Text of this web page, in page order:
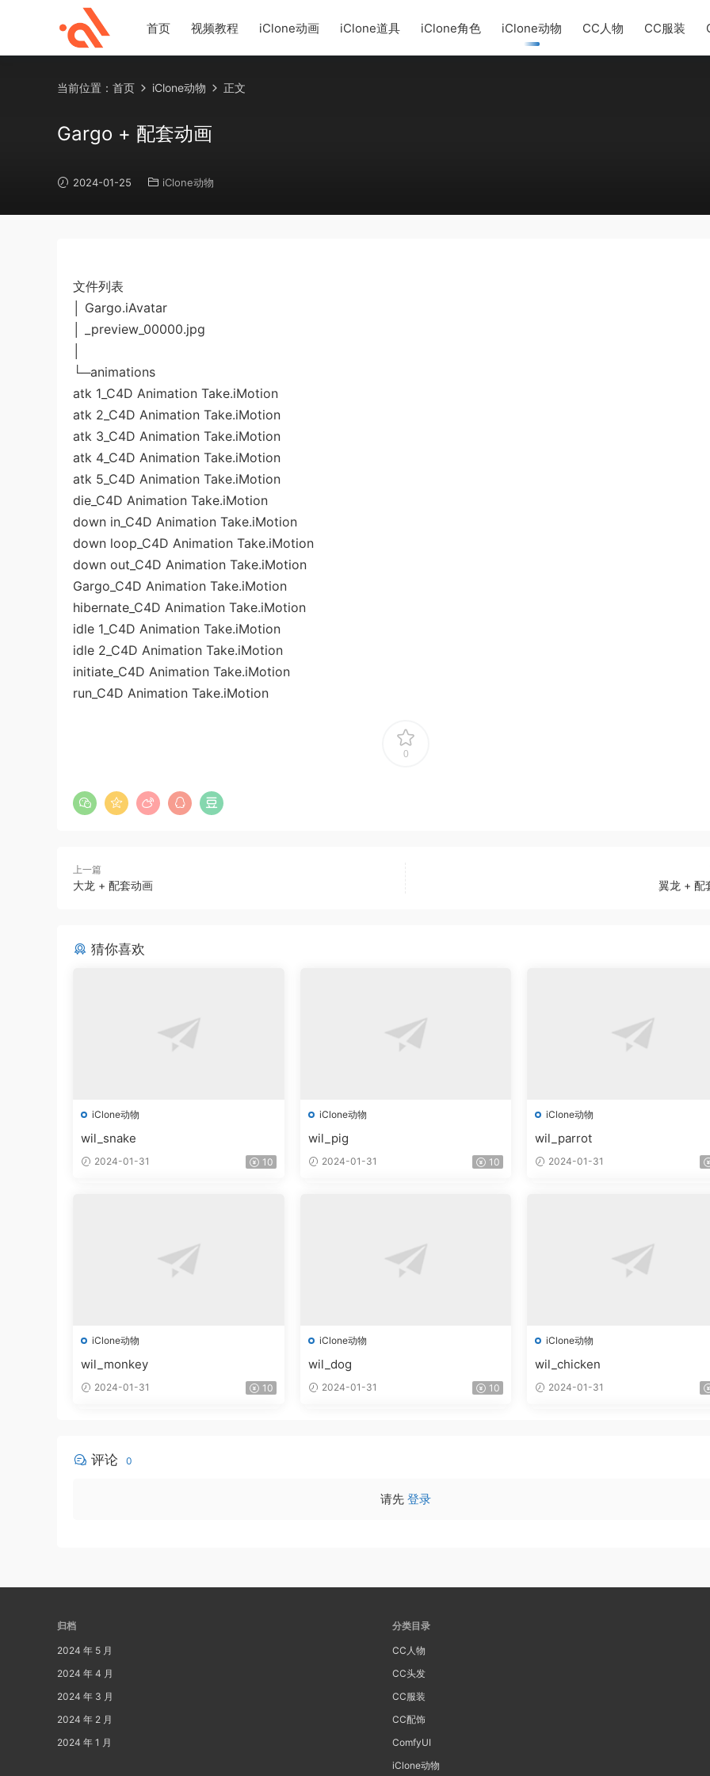
首页 视频教程 iClone动画 iClone道具 iClone角色 iClone动物 CC人物 CC服装
当前位置： 首页 iClone动物 正文
Gargo + 配套动画
2024-01-25 iClone动物
文件列表
│ Gargo.iAvatar
│ _preview_00000.jpg
└─animations
atk 1_C4D Animation Take.iMotion
atk 2_C4D Animation Take.iMotion
atk 3_C4D Animation Take.iMotion
atk 4_C4D Animation Take.iMotion
atk 5_C4D Animation Take.iMotion
die_C4D Animation Take.iMotion
down in_C4D Animation Take.iMotion
down loop_C4D Animation Take.iMotion
down out_C4D Animation Take.iMotion
Gargo_C4D Animation Take.iMotion
hibernate_C4D Animation Take.iMotion
idle 1_C4D Animation Take.iMotion
idle 2_C4D Animation Take.iMotion
initiate_C4D Animation Take.iMotion
run_C4D Animation Take.iMotion
0
上一篇
大龙 + 配套动画 翼龙 + 配
猜你喜欢
iClone动物
wil_snake
2024-01-31 10
iClone动物
wil_pig
2024-01-31 10
iClone动物
wil_parrot
2024-01-31
iClone动物
wil_monkey
2024-01-31 10
iClone动物
wil_dog
2024-01-31 10
iClone动物
wil_chicken
2024-01-31
评论 0
请先 登录
归档
2024 年 5 月
2024 年 4 月
2024 年 3 月
2024 年 2 月
2024 年 1 月
分类目录
CC人物
CC头发
CC服装
CC配饰
ComfyUI
iClone动物